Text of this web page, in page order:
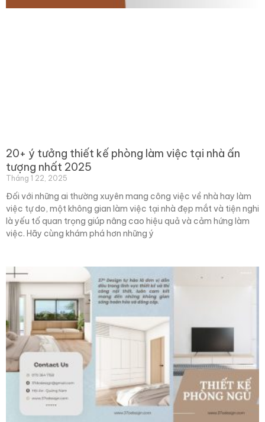
20+ ý tưởng thiết kế phòng làm việc tại nhà ấn
tượng nhất 2025
Tháng 1 22, 2025
Đối với những ai thường xuyên mang công việc về nhà hay làm
việc tự do, một không gian làm việc tại nhà đẹp mắt và tiện nghi
là yếu tố quan trọng giúp nâng cao hiệu quả và cảm hứng làm
việc. Hãy cùng khám phá hơn những ý